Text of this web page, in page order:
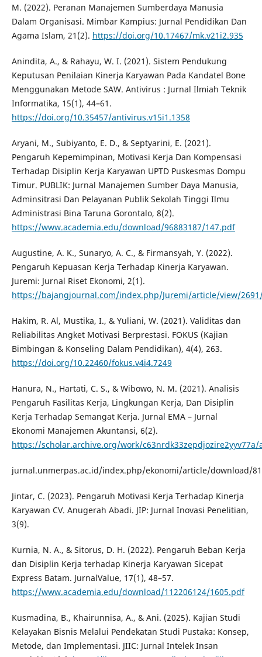
M. (2022). Peranan Manajemen Sumberdaya Manusia
Dalam Organisasi. Mimbar Kampius: Jurnal Pendidikan Dan
Agama Islam, 21(2). https://doi.org/10.17467/mk.v21i2.935
Anindita, A., & Rahayu, W. I. (2021). Sistem Pendukung
Keputusan Penilaian Kinerja Karyawan Pada Kandatel Bone
Menggunakan Metode SAW. Antivirus : Jurnal Ilmiah Teknik
Informatika, 15(1), 44–61.
https://doi.org/10.35457/antivirus.v15i1.1358
Aryani, M., Subiyanto, E. D., & Septyarini, E. (2021).
Pengaruh Kepemimpinan, Motivasi Kerja Dan Kompensasi
Terhadap Disiplin Kerja Karyawan UPTD Puskesmas Dompu
Timur. PUBLIK: Jurnal Manajemen Sumber Daya Manusia,
Adminsitrasi Dan Pelayanan Publik Sekolah Tinggi Ilmu
Administrasi Bina Taruna Gorontalo, 8(2).
https://www.academia.edu/download/96883187/147.pdf
Augustine, A. K., Sunaryo, A. C., & Firmansyah, Y. (2022).
Pengaruh Kepuasan Kerja Terhadap Kinerja Karyawan.
Juremi: Jurnal Riset Ekonomi, 2(1).
https://bajangjournal.com/index.php/Juremi/article/view/
Hakim, R. Al, Mustika, I., & Yuliani, W. (2021). Validitas dan
Reliabilitas Angket Motivasi Berprestasi. FOKUS (Kajian
Bimbingan & Konseling Dalam Pendidikan), 4(4), 263.
https://doi.org/10.22460/fokus.v4i4.7249
Hanura, N., Hartati, C. S., & Wibowo, N. M. (2021). Analisis
Pengaruh Fasilitas Kerja, Lingkungan Kerja, Dan Disiplin
Kerja Terhadap Semangat Kerja. Jurnal EMA – Jurnal
Ekonomi Manajemen Akuntansi, 6(2).
https://scholar.archive.org/work/
jurnal.unmerpas.ac.id/index.php/ekonomi/article/download/
Jintar, C. (2023). Pengaruh Motivasi Kerja Terhadap Kinerja
Karyawan CV. Anugerah Abadi. JIP: Jurnal Inovasi Penelitian,
3(9).
Kurnia, N. A., & Sitorus, D. H. (2022). Pengaruh Beban Kerja
dan Disiplin Kerja terhadap Kinerja Karyawan Sicepat
Express Batam. JurnalValue, 17(1), 48–57.
https://www.academia.edu/download/112206124/1605.pdf
Kusmadina, B., Khairunnisa, A., & Ani. (2025). Kajian Studi
Kelayakan Bisnis Melalui Pendekatan Studi Pustaka: Konsep,
Metode, dan Implementasi. JIIC: Jurnal Intelek Insan